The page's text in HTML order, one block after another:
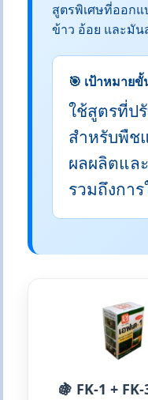
สูตรพิเศษที่ออก
ข้าว อ้อย และมัน
🎯 เป้าหมาย
ใช้สูตรที่ป
สำหรับพืช
ผลผลิตแ
รวมถึงกา
🍇 FK-1 +